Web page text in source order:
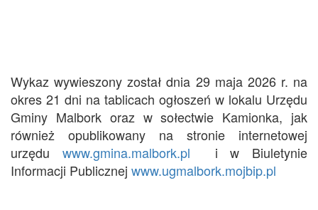
Wykaz wywieszony został dnia 29 maja 2026 r. na
okres 21 dni na tablicach ogłoszeń w lokalu Urzędu
Gminy Malbork oraz w sołectwie Kamionka, jak
również opublikowany na stronie internetowej
urzędu www.gmina.malbork.pl i w Biuletynie
Informacji Publicznej www.ugmalbork.mojbip.pl